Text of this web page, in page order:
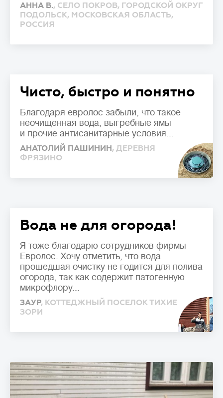
АННА В., СЕЛО ПОКРОВ, ГОРОДСКОЙ ОКРУГ
ПОДОЛЬСК, МОСКОВСКАЯ ОБЛАСТЬ,
РОССИЯ
Чисто, быстро и понятно
Благодаря евролос забыли, что такое
неочищенная вода, выгребные ямы
и прочие антисанитарные условия...
АНАТОЛИЙ ПАШИНИН, ДЕРЕВНЯ
ФРЯЗИНО
Вода не для огорода!
Я тоже благодарю сотрудников фирмы
Евролос. Хочу отметить, что вода
прошедшая очистку не годится для полива
огорода, так как содержит патогенную
микрофлору...
ЗАУР, КОТТЕДЖНЫЙ ПОСЕЛОК ТИХИЕ
ЗОРИ